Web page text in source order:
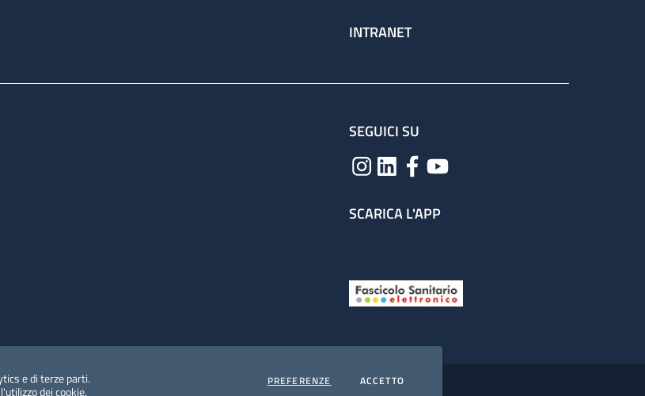
e di terze parti.
dei cookie.
PREFERENZE COOKIESACCETTOI COOKIES
INTRANET
SEGUICI SU
SCARICA L'APP